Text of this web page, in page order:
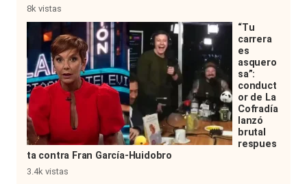
8k vistas
“Tu
carrera
es
asquero
sa”:
conduct
or de La
Cofradía
lanzó
brutal
respues
ta contra Fran García-Huidobro
3.4k vistas